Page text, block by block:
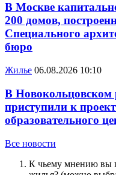
В Москве
200 домов,
Специального
бюро
Жилье 06.08.2026 10:10
В Новокольцовском
приступили к
образовательного
Все новости
К чьему мнению вы